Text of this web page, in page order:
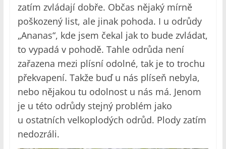
zatím zvládají dobře. Občas nějaký mírně
poškozený list, ale jinak pohoda. I u odrůdy
„Ananas“, kde jsem čekal jak to bude zvládat,
to vypadá v pohodě. Tahle odrůda není
zařazena mezi plísní odolné, tak je to trochu
překvapení. Takže buď u nás plíseň nebyla,
nebo nějakou tu odolnost u nás má. Jenom
je u této odrůdy stejný problém jako
u ostatních velkoplodých odrůd. Plody zatím
nedozráli.